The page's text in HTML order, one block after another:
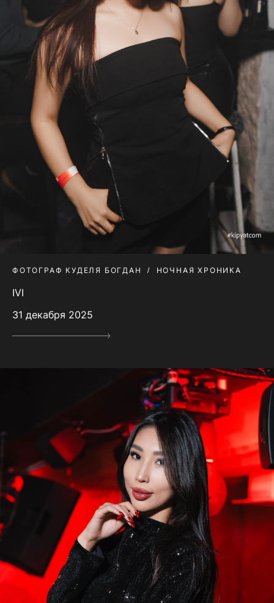
ФОТОГРАФ КУДЕЛЯ БОГДАН НОЧНАЯ ХРОНИКА
IVI
31 декабря 2025